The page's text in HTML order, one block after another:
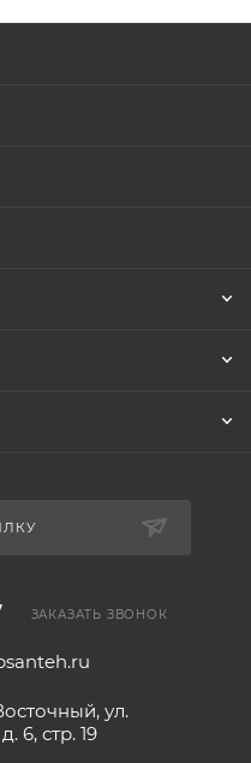
ЗАКАЗАТЬ ЗВОНОК
ул.
6, стр. 19